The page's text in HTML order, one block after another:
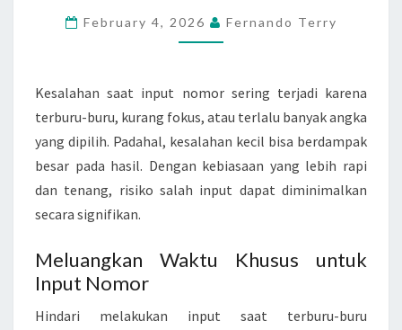
NOMOR
February 4, 2026 Fernando Terry
Kesalahan saat input nomor sering terjadi karena
terburu-buru, kurang fokus, atau terlalu banyak angka
yang dipilih. Padahal, kesalahan kecil bisa berdampak
besar pada hasil. Dengan kebiasaan yang lebih rapi
dan tenang, risiko salah input dapat diminimalkan
secara signifikan.
Meluangkan Waktu Khusus untuk
Input Nomor
Hindari melakukan input saat terburu-buru